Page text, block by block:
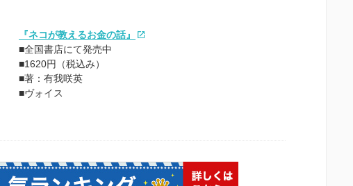
『ネコが教えるお金の話』
■全国書店にて発売中
■1620円（税込み）
■著：有我咲英
■ヴォイス